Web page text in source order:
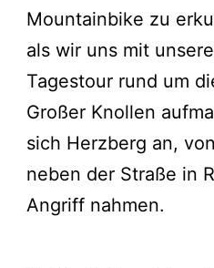
Mountainbike zu
als wir uns mit
Tagestour rund um
Großer Knollen
sich Herzberg an,
neben der Straße in
Angriff nahmen.